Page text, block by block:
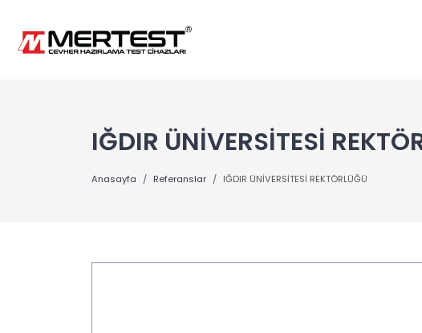
IĞDIR ÜNİVERSİTESİ
Anasayfa Referanslar IĞDIR ÜNİVERSİTESİ REKTÖRLÜĞÜ